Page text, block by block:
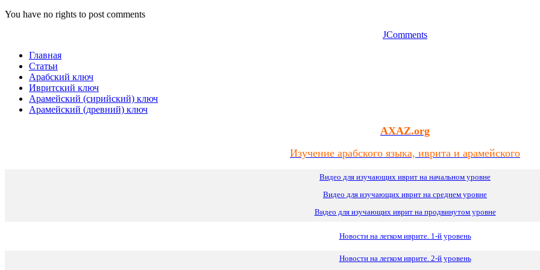
You have no rights to post comments
JComments
Главная
Статьи
Арабский ключ
Ивритский ключ
Арамейский (сирийский) ключ
Арамейский (древний) ключ
AXAZ.org
Изучение арабского языка, иврита и арамейского
Видео для изучающих иврит на начальном уровне
Видео для изучающих иврит на среднем уровне
Видео для изучающих иврит на продвинутом уровне
Новости на легком иврите. 1-й уровень
Новости на легком иврите. 2-й уровень